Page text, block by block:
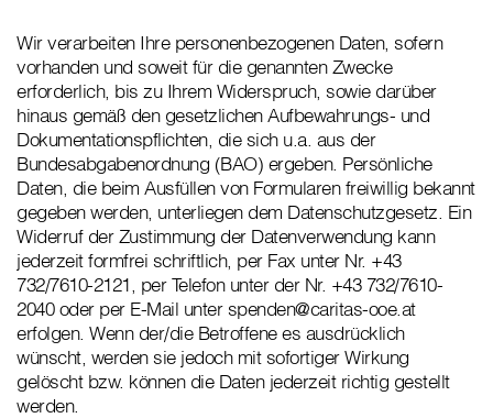
Wir verarbeiten Ihre personenbezogenen Daten, sofern
vorhanden und soweit für die genannten Zwecke
erforderlich, bis zu Ihrem Widerspruch, sowie darüber
hinaus gemäß den gesetzlichen Aufbewahrungs- und
Dokumentationspflichten, die sich u.a. aus der
Bundesabgabenordnung (BAO) ergeben. Persönliche
Daten, die beim Ausfüllen von Formularen freiwillig bekannt
gegeben werden, unterliegen dem Datenschutzgesetz. Ein
Widerruf der Zustimmung der Datenverwendung kann
jederzeit formfrei schriftlich, per Fax unter Nr. +43
732/7610-2121, per Telefon unter der Nr. +43 732/7610-
2040 oder per E-Mail unter spenden@caritas-ooe.at
erfolgen. Wenn der/die Betroffene es ausdrücklich
wünscht, werden sie jedoch mit sofortiger Wirkung
gelöscht bzw. können die Daten jederzeit richtig gestellt
werden.